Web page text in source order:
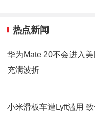
热点新闻
华为Mate 20不会进入
充满波折
小米滑板车遭Lyft滥用